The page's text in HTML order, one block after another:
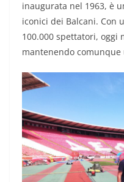
inaugurata nel 1963, è
iconici dei Balcani. Con
100.000 spettatori, oggi
mantenendo comunque